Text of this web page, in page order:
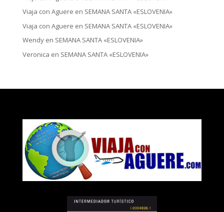
Viaja con Aguere en SEMANA SANTA «ESLOVENIA»
Viaja con Aguere en SEMANA SANTA «ESLOVENIA»
Wendyen SEMANA SANTA «ESLOVENIA»
Veronica en SEMANA SANTA «ESLOVENIA»